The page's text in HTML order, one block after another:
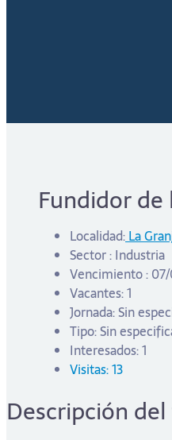
Fundidor
Localidad:La
Sector : Industria
Vencimiento :
Vacantes: 1
Jornada: Sin
Tipo: Sin
Interesados: 1
Visitas: 13
Descripción